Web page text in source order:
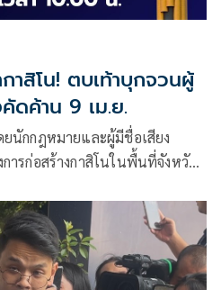
าสิโน! ตบเท้าบุกจวนผู้
ดค้าน 9 เม.ย.
ยนักกฎหมายและผู้มีชื่อเสียง
ารก่อสร้างกาสิโนในพื้นที่จังหวัด
งหวัดร้อยเอ็ด